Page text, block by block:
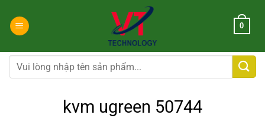
đến
dung
0
Tìm
kiếm:
kvm ugreen 50744